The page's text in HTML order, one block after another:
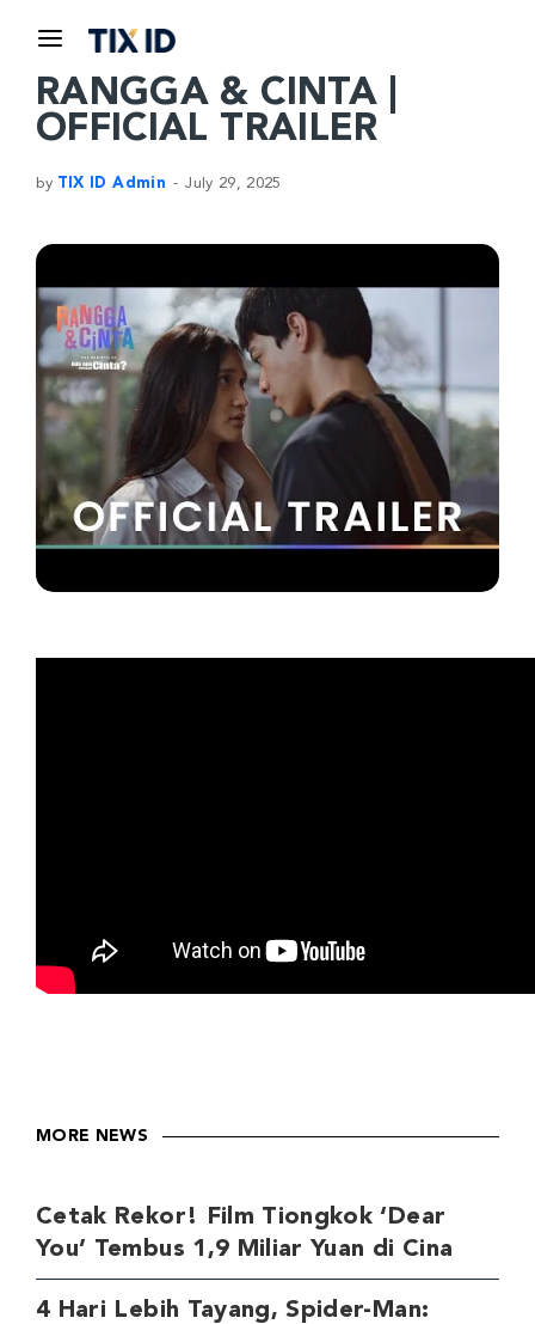
RANGGA & CINTA |
OFFICIAL TRAILER
by TIX ID Admin July 29, 2025
MORE NEWS
Cetak Rekor! Film Tiongkok ‘Dear
You’ Tembus 1,9 Miliar Yuan di Cina
4 Hari Lebih Tayang, Spider-Man: